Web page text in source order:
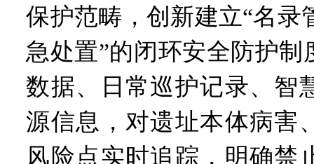
保护范畴，创新建立“名录
急处置”的闭环安全防护制
数据、日常巡护记录、智
源信息，对遗址本体病害
风险点实时追踪，明确禁